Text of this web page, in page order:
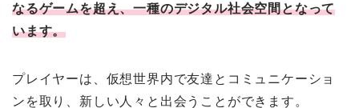
なるゲームを超え、一種のデジタル社会空間となって
います。
プレイヤーは、仮想世界内で友達とコミュニケーショ
ンを取り、新しい人々と出会うことができます。